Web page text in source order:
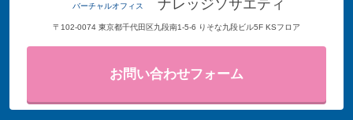
バーチャルオフィス
ナレッジソサエティ
〒102-0074 東京都千代田区九段南1-5-6 りそな九段ビル5F KSフロア
お問い合わせフォーム